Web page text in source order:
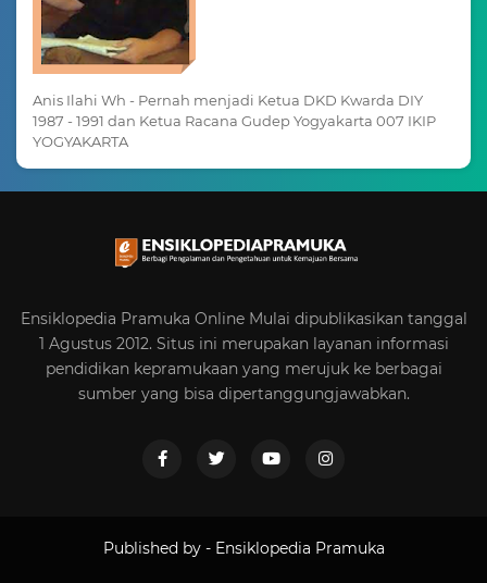
Anis Ilahi Wh - Pernah menjadi Ketua DKD Kwarda DIY
1987 - 1991 dan Ketua Racana Gudep Yogyakarta 007 IKIP
YOGYAKARTA
Ensiklopedia Pramuka Online Mulai dipublikasikan tanggal
1 Agustus 2012. Situs ini merupakan layanan informasi
pendidikan kepramukaan yang merujuk ke berbagai
sumber yang bisa dipertanggungjawabkan.
Published by - Ensiklopedia Pramuka